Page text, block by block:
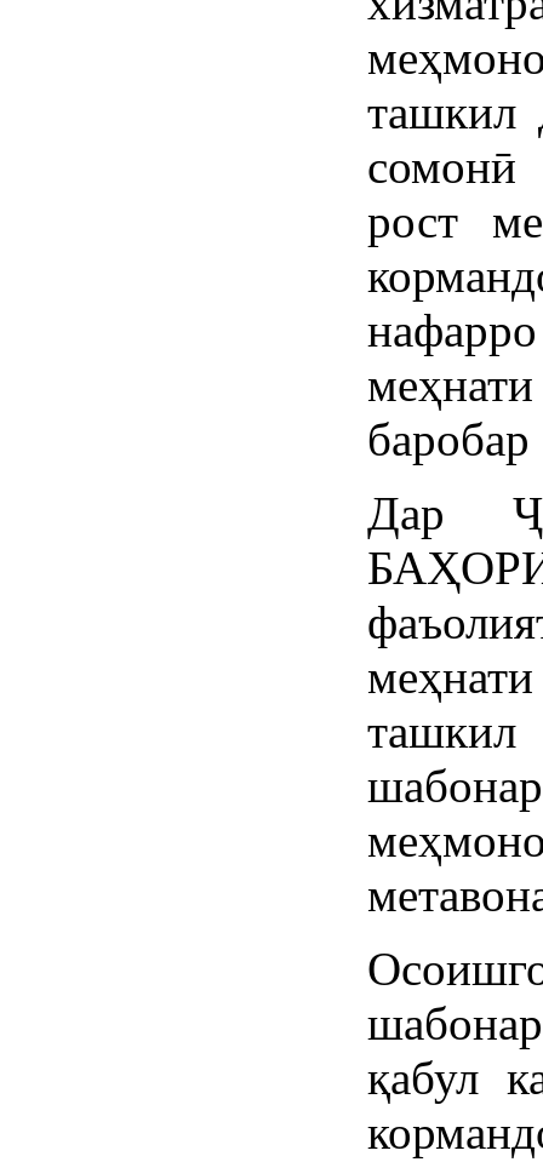
ташкил
рост
баробар
Дар
қабул